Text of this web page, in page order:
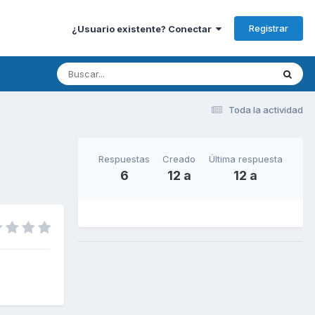
¿Usuario existente? Conectar Registrar
Toda la actividad
Respuestas
6
Creado
12 a
Última respuesta
12 a